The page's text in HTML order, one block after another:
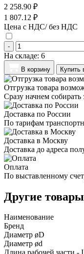
2 258.90 ₽
1 807.12 ₽
Цена с НДС/ без НДС
-
На складе: 6
В корзину Купить
Отгрузка товара
Сразу начнем собирать
Доставка по России
По тарифам
Доставка в Москву
Доставка до адреса
Оплата
По выставленному
Другие
Наименование
Бренд
Диаметр øD
Диаметр ød